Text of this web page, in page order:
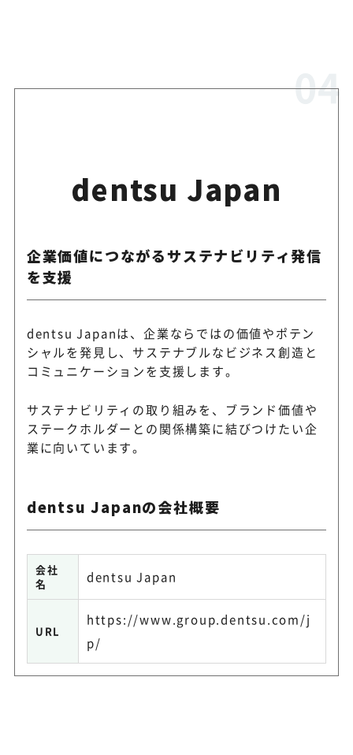
dentsu Japan
企業価値につながるサステナビリティ発信
を支援
dentsu Japanは、企業ならではの価値やポテン
シャルを発見し、サステナブルなビジネス創造と
コミュニケーションを支援します。
サステナビリティの取り組みを、ブランド価値や
ステークホルダーとの関係構築に結びつけたい企
業に向いています。
dentsu Japanの会社概要
会社
名
dentsu Japan
URL
https://www.group.dentsu.com/j
p/